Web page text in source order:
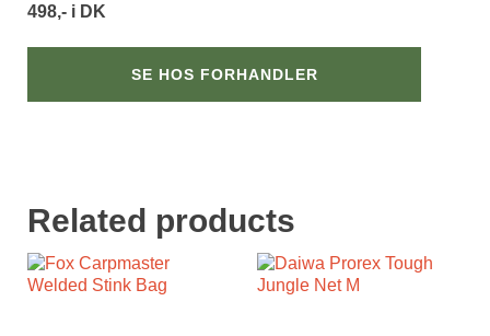
498,- i DK
SE HOS FORHANDLER
Related products